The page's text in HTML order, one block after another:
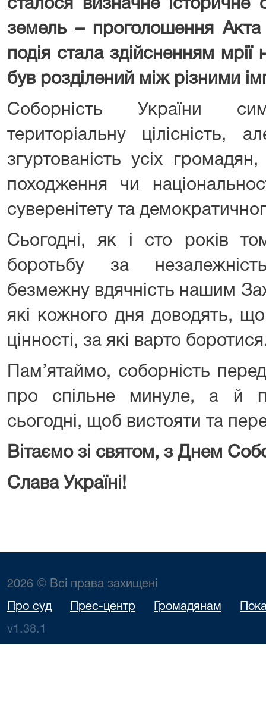
сталося визначне історичне
земель – проголошення
подія стала здійсненням мрії
був розділений між різними
Соборність України
територіальну цілісність,
згуртованість усіх
походження чи
суверенітету та
Сьогодні, як і сто років
боротьбу за
безмежну вдячність нашим
які кожного дня доводять,
цінності, за які варто
Пам’ятаймо, соборність
про спільне минуле, а й
сьогодні, щоб вистояти та
Вітаємо зі святом, з Днем
Слава Україні!
2026 © Всі права захищені
Про суд Прес-центр Громадянам
v1.38.1